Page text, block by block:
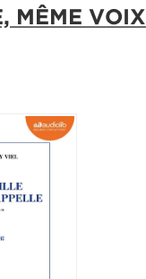
MÊME VOIX